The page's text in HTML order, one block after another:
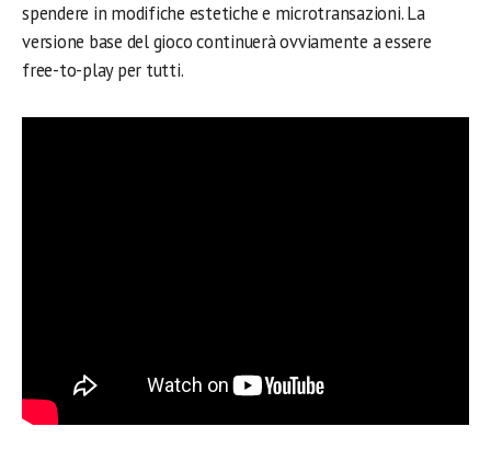
spendere in modifiche estetiche e microtransazioni. La
versione base del gioco continuerà ovviamente a essere
free-to-play per tutti.